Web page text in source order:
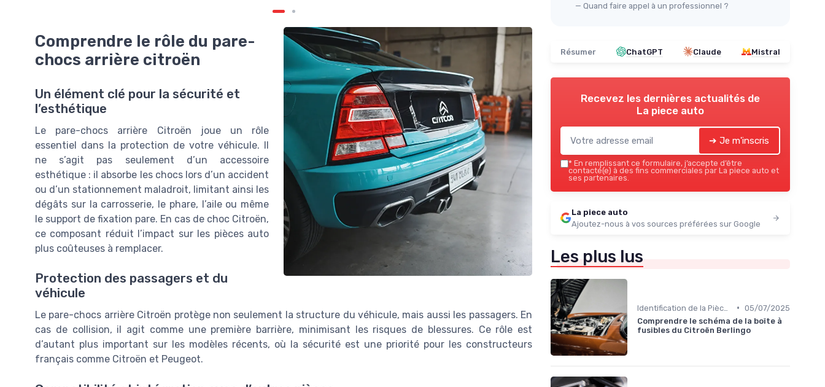
Comprendre le rôle du pare-
chocs arrière citroën
Un élément clé pour la sécurité et
l’esthétique
Le pare-chocs arrière Citroën joue un rôle
essentiel dans la protection de votre véhicule. Il
ne s’agit pas seulement d’un accessoire
esthétique : il absorbe les chocs lors d’un accident
ou d’un stationnement maladroit, limitant ainsi les
dégâts sur la carrosserie, le phare, l’aile ou même
le support de fixation pare. En cas de choc Citroën,
ce composant réduit l’impact sur les pièces auto
plus coûteuses à remplacer.
Protection des passagers et du
véhicule
Le pare-chocs arrière Citroën protège non seulement la structure du véhicule, mais aussi les passagers. En
cas de collision, il agit comme une première barrière, minimisant les risques de blessures. Ce rôle est
d’autant plus important sur les modèles récents, où la sécurité est une priorité pour les constructeurs
français comme Citroën et Peugeot.
— Quand faire appel à un professionnel ?
Résumer ChatGPT Claude Mistral
Recevez les dernières actualités de
La piece auto
➔ Je m'inscris
* En remplissant ce formulaire, j’accepte d’être
contacté(e) à des fins commerciales par La piece auto et
ses partenaires.
La piece auto
Ajoutez-nous à vos sources préférées sur Google
Les plus lus
• 05/07/2025
Comprendre le schéma de la boîte à
fusibles du Citroën Berlingo